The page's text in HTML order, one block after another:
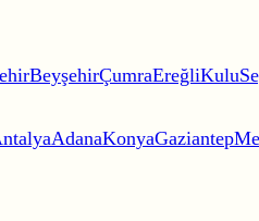
BeyşehirÇumraEreğliKulu
AdanaKonyaGaziantep